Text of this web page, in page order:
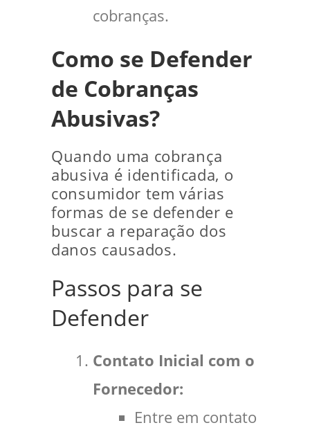
cobranças.
Como se Defender
de Cobranças
Abusivas?
Quando uma cobrança
abusiva é identificada, o
consumidor tem várias
formas de se defender e
buscar a reparação dos
danos causados.
Passos para se
Defender
Contato Inicial com o
Fornecedor:
Entre em contato